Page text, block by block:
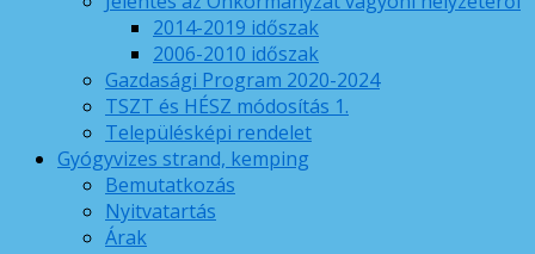
2014-2019 időszak
2006-2010 időszak
Gazdasági Program 2020-2024
TSZT és HÉSZ módosítás 1.
Településképi rendelet
Gyógyvizes strand, kemping
Bemutatkozás
Nyitvatartás
Árak